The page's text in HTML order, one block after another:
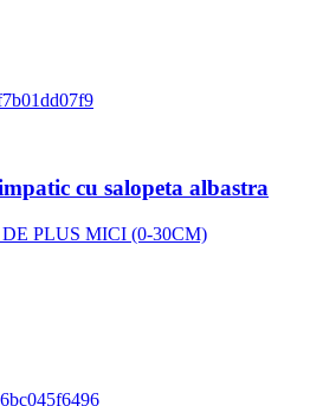
cu salopeta albastra
PLUS MICI (0-30CM)